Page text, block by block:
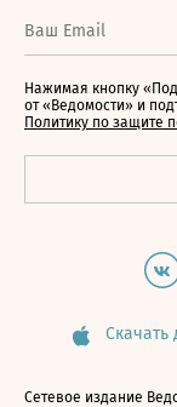
Нажимая кнопку
от «Ведомости» и
Политику по защите
Скачать
Сетевое издание